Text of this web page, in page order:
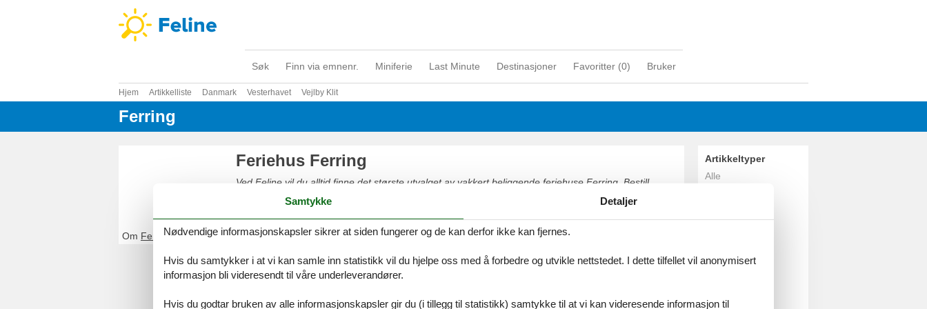
Søk Finn via emnenr. Miniferie Last Minute Destinasjoner Favoritter (0) Bruker
Hjem Artikkelliste Danmark Vesterhavet Vejlby Klit
Ferring
Feriehus Ferring
Ved Feline vil du alltid finne det største utvalget av vakkert beliggende feriehuse Ferring. Bestill
enkelt og sikkert på nettet eller kontakt oss, hvis du har spørsmål.
Om Ferring
Artikkeltyper
Alle
Danmark
Ferring
Samtykke Detaljer
Nødvendige informasjonskapsler sikrer at siden fungerer og de kan derfor ikke kan fjernes.
Hvis du samtykker i at vi kan samle inn statistikk vil du hjelpe oss med å forbedre og utvikle nettstedet. I dette tilfellet vil anonymisert
informasjon bli videresendt til våre underleverandører.
Hvis du godtar bruken av alle informasjonskapsler gir du (i tillegg til statistikk) samtykke til at vi kan videresende informasjon til